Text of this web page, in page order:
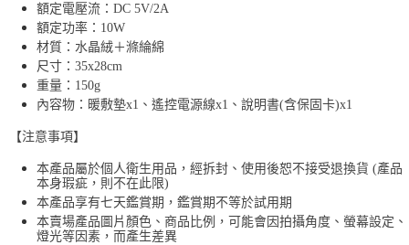
額定電壓流：DC 5V/2A
額定功率：10W
材質：水晶絨＋滌綸綿
尺寸：35x28cm
重量：150g
內容物：暖敷墊x1、遙控電源線x1、說明書(含保固卡)x1
【注意事項】
本產品屬於個人衛生用品，經拆封、使用後恕不接受退換貨 (產品
本身瑕疵，則不在此限)
本產品享有七天鑑賞期，鑑賞期不等於試用期
本賣場產品圖片顏色、商品比例，可能會因拍攝角度、螢幕設定、
燈光等因素，而產生差異